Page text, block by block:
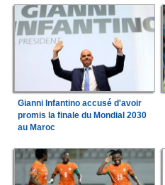
Gianni Infantino accusé d'avoir
promis la finale du Mondial 2030
au Maroc